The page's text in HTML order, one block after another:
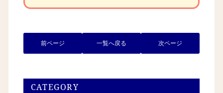
前ページ 一覧へ戻る 次ページ
CATEGORY